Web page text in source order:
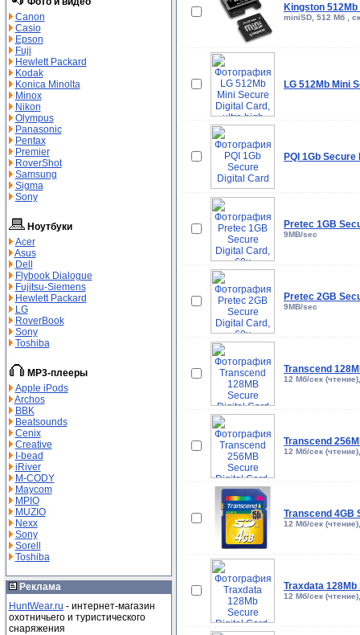
Canon
Casio
Epson
Fuji
Hewlett Packard
Kodak
Konica Minolta
Minox
Nikon
Olympus
Panasonic
Pentax
Premier
RoverShot
Samsung
Sigma
Sony
Ноутбуки
Acer
Asus
Dell
Flybook Dialogue
Fujitsu-Siemens
Hewlett Packard
LG
RoverBook
Sony
Toshiba
MP3-плееры
Apple iPods
Archos
BBK
Beatsounds
Cenix
Creative
I-bead
iRiver
M-СODY
Maycom
MPIO
MUZIO
Nexx
Sony
Sorell
Toshiba
Реклама
HuntWear.ru - интернет-магазин
охотничьего и туристического
снаряжения
Kingston
miniSD, 512 Мб ,
LG 512Mb Mini
PQI 1Gb
Pretec 1GB
9MB/sec
Pretec 2GB
9MB/sec
Transcend
12 Мб/сек
Transcend
12 Мб/сек
Transcend 4GB
12 Мб/сек
Traxdata
12 Мб/сек